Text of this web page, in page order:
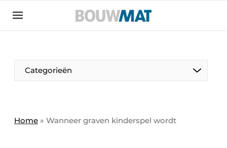
Aanmelden
Bedrijven
Bedrijven
Categorieën
Home » Wanneer graven kinderspel wordt